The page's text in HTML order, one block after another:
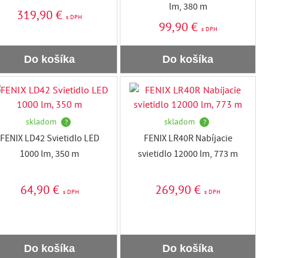
319,90 € s DPH
Do košíka
lm, 380 m
99,90 € s DPH
Do košíka
skladom ?
FENIX LD42 Svietidlo LED
1000 lm, 350 m
64,90 € s DPH
Do košíka
skladom ?
FENIX LR40R Nabíjacie
svietidlo 12000 lm, 773 m
269,90 € s DPH
Do košíka